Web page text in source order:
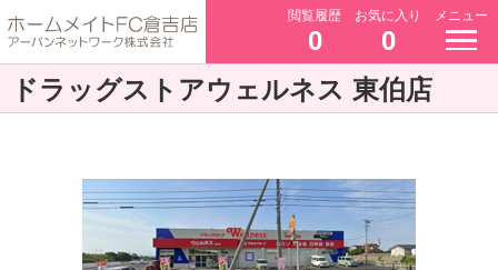
閲覧履歴
0
お気に入り
0
メニュー
ドラッグストアウェルネス 東伯店